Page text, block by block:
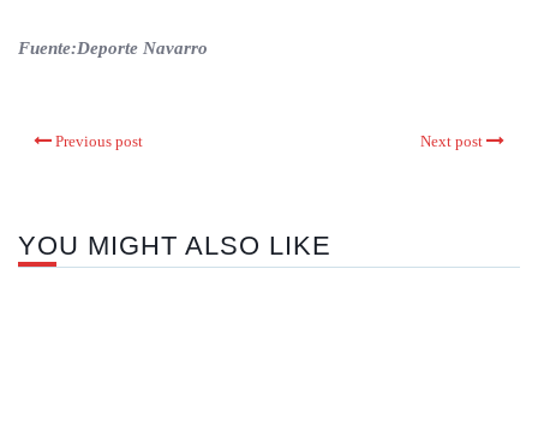
Fuente:Deporte Navarro
Previous post Next post
YOU MIGHT ALSO LIKE